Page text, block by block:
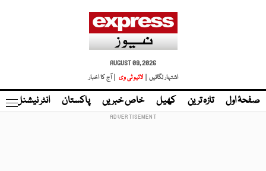
AUGUST 09, 2026
اشتہار لگائیں |
لائیو ٹی وی | آج کا اخبار
صفحۂ اول تازہ ترین کھیل خاص خبریں پاکستان انٹر نیشنل